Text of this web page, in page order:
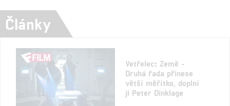
Články
Vetřelec: Země -
Druhá řada přinese
větší měřítko, doplní
ji Peter Dinklage